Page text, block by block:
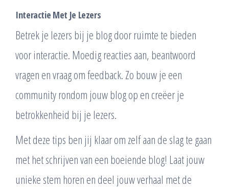
Interactie Met Je Lezers
Betrek je lezers bij je blog door ruimte te bieden
voor interactie. Moedig reacties aan, beantwoord
vragen en vraag om feedback. Zo bouw je een
community rondom jouw blog op en creëer je
betrokkenheid bij je lezers.
Met deze tips ben jij klaar om zelf aan de slag te gaan
met het schrijven van een boeiende blog! Laat jouw
unieke stem horen en deel jouw verhaal met de